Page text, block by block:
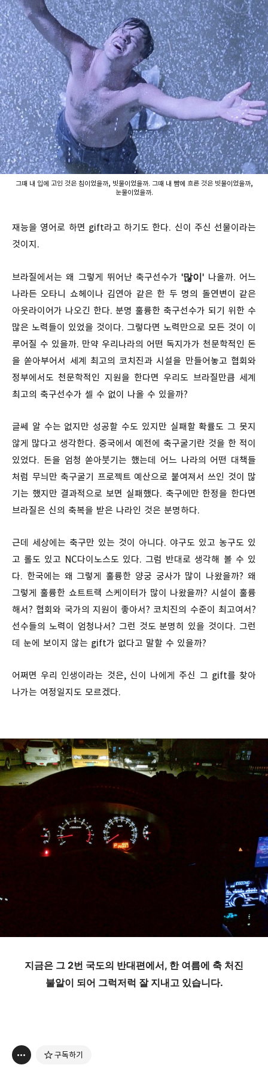
그때 내 입에 고인 것은 침이었을까, 빗물이었을까. 그때 내 뺨에 흐른 것은 빗물이었을까,
눈물이었을까.
재능을 영어로 하면 gift라고 하기도 한다. 신이 주신 선물이라는
것이지.
브라질에서는 왜 그렇게 뛰어난 축구선수가'많이' 나올까. 어느
나라든 오타니 쇼헤이나 김연아 같은 한 두 명의 돌연변이 같은
아웃라이어가 나오긴 한다. 분명 훌륭한 축구선수가 되기 위한 수
많은 노력들이 있었을 것이다. 그렇다면 노력만으로 모든 것이 이
루어질 수 있을까. 만약 우리나라의 어떤 독지가가 천문학적인 돈
을 쏟아부어서 세계 최고의 코치진과 시설을 만들어놓고 협회와
정부에서도 천문학적인 지원을 한다면 우리도 브라질만큼 세계
최고의 축구선수가 셀 수 없이 나올 수 있을까?
글쎄 알 수는 없지만 성공할 수도 있지만 실패할 확률도 그 못지
않게 많다고 생각한다. 중국에서 예전에 축구굴기란 것을 한 적이
있었다. 돈을 엄청 쏟아붓기는 했는데 어느 나라의 어떤 대책들
처럼 무늬만 축구굴기 프로젝트 예산으로 붙여져서 쓰인 것이 많
기는 했지만 결과적으로 보면 실패했다. 축구에만 한정을 한다면
브라질은 신의 축복을 받은 나라인 것은 분명하다.
근데 세상에는 축구만 있는 것이 아니다. 야구도 있고 농구도 있
고 롤도 있고 NC다이노스도 있다. 그럼 반대로 생각해 볼 수 있
다. 한국에는 왜 그렇게 훌륭한 양궁 궁사가 많이 나왔을까? 왜
그렇게 훌륭한 쇼트트랙 스케이터가 많이 나왔을까? 시설이 훌륭
해서? 협회와 국가의 지원이 좋아서? 코치진의 수준이 최고여서?
선수들의 노력이 엄청나서? 그런 것도 분명히 있을 것이다. 그런
데 눈에 보이지 않는 gift가 없다고 말할 수 있을까?
어쩌면 우리 인생이라는 것은, 신이 나에게 주신 그 gift를 찾아
나가는 여정일지도 모르겠다.
지금은 그 2번 국도의 반대편에서, 한 여름에 축 처진
불알이 되어 그럭저럭 잘 지내고 있습니다.
구독하기